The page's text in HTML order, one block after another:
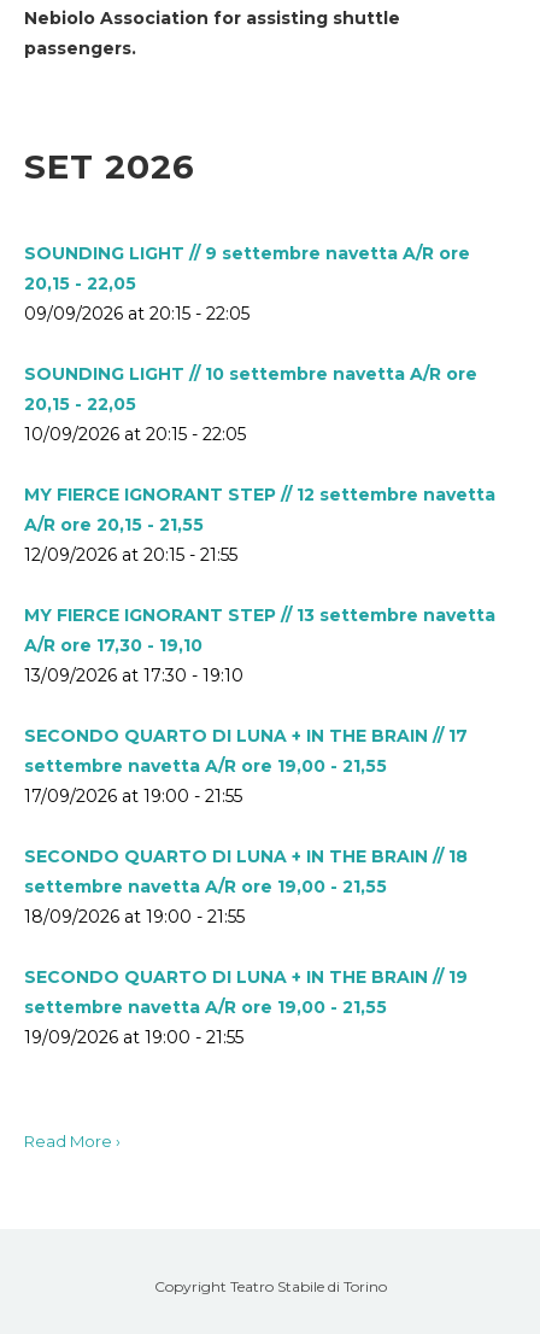
Nebiolo Association for assisting shuttle
passengers.
SET 2026
SOUNDING LIGHT // 9 settembre navetta A/R ore
20,15 - 22,05
09/09/2026 at 20:15 - 22:05
SOUNDING LIGHT // 10 settembre navetta A/R ore
20,15 - 22,05
10/09/2026 at 20:15 - 22:05
MY FIERCE IGNORANT STEP // 12 settembre navetta
A/R ore 20,15 - 21,55
12/09/2026 at 20:15 - 21:55
MY FIERCE IGNORANT STEP // 13 settembre navetta
A/R ore 17,30 - 19,10
13/09/2026 at 17:30 - 19:10
SECONDO QUARTO DI LUNA + IN THE BRAIN // 17
settembre navetta A/R ore 19,00 - 21,55
17/09/2026 at 19:00 - 21:55
SECONDO QUARTO DI LUNA + IN THE BRAIN // 18
settembre navetta A/R ore 19,00 - 21,55
18/09/2026 at 19:00 - 21:55
SECONDO QUARTO DI LUNA + IN THE BRAIN // 19
settembre navetta A/R ore 19,00 - 21,55
19/09/2026 at 19:00 - 21:55
Read More ›
Copyright Teatro Stabile di Torino